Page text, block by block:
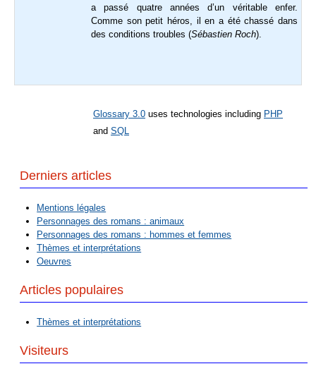
a passé quatre années d’un véritable enfer.
Comme son petit héros, il en a été chassé dans
des conditions troubles (Sébastien Roch).
Glossary 3.0 uses technologies including PHP
and SQL
Derniers articles
Mentions légales
Personnages des romans : animaux
Personnages des romans : hommes et femmes
Thèmes et interprétations
Oeuvres
Articles populaires
Thèmes et interprétations
Visiteurs